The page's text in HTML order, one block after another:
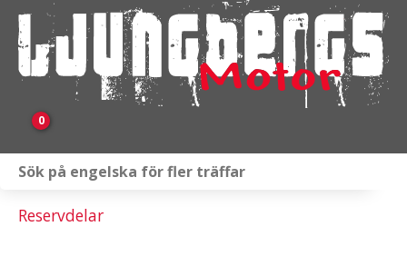
0
Reservdelar